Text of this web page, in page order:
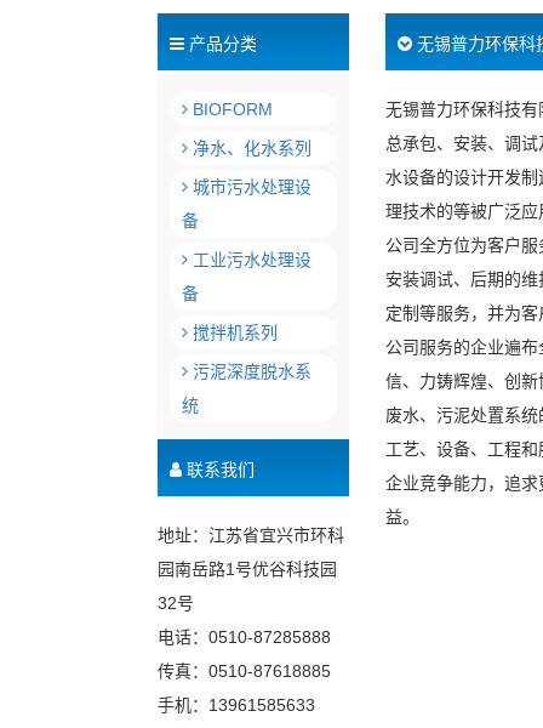
产品分类
BIOFORM
净水、化水系列
城市污水处理设
备
工业污水处理设
备
搅拌机系列
污泥深度脱水系
统
联系我们
地址：江苏省宜兴市环科
园南岳路1号优谷科技园
32号
电话：0510-87285888
传真：0510-87618885
手机：13961585633
无锡普力环保科
无锡普力环保科技
总承包、安装、调
水设备的设计开发
理技术的等被广泛
公司全方位为客户
安装调试、后期的
定制等服务，并为
公司服务的企业遍
信、力铸辉煌、创
废水、污泥处置系
工艺、设备、工程
企业竞争能力，追
益。